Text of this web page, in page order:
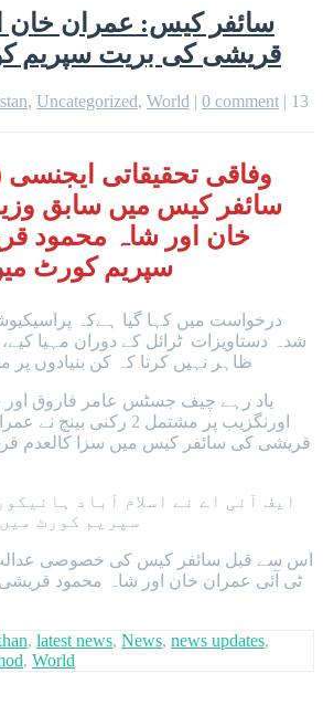
سائفر کیس: عمران خان
قریشی کی بریت سپریم
, Uncategorized, World | 0 comment | 13
وفاقی تحقیقاتی ایجنسی
سائفر کیس میں سابق
خان اور شاہ محمود
سپریم کورٹ
درخواست میں کہا گیا ہےکہ
شدہ دستاویزات ٹرائل کے دوران مہیا کیے،
یاد رہے چیف جسٹس عامر فاروق
اورنگزیب پر مشتمل 2
قریشی کی سائفر کیس میں سزا کالعدم
ایف آئی اے نے اسلام آباد
سپریم کورٹ
اس سے قبل سائفر کیس کی خصوصی
, latest news, News, news updates,
, World